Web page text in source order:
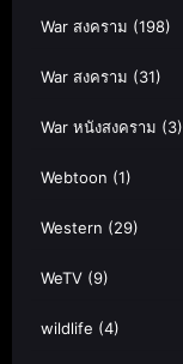
War สงคราม (198)
War สงคราม (31)
War หนังสงคราม (3)
Webtoon (1)
Western (29)
WeTV (9)
wildlife (4)